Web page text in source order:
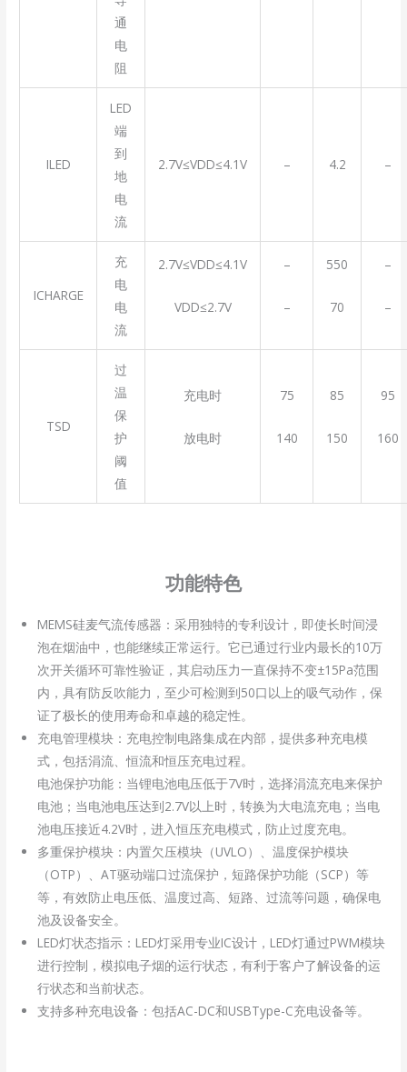
通
电
阻
ILED
LED
端
到
地
电
流
2.7V≤VDD≤4.1V – 4.2 –
ICHARGE
充
电
电
流
2.7V≤VDD≤4.1V
VDD≤2.7V
–
–
550
70
–
–
TSD
过
温
保
护
阈
值
充电时
放电时
75
140
85
150
95
160
功能特色
MEMS硅麦气流传感器：采用独特的专利设计，即使长时间浸
泡在烟油中，也能继续正常运行。它已通过行业内最长的10万
次开关循环可靠性验证，其启动压力一直保持不变±15Pa范围
内，具有防反吹能力，至少可检测到50口以上的吸气动作，保
证了极长的使用寿命和卓越的稳定性。
充电管理模块：充电控制电路集成在内部，提供多种充电模
式，包括涓流、恒流和恒压充电过程。
电池保护功能：当锂电池电压低于7V时，选择涓流充电来保护
电池；当电池电压达到2.7V以上时，转换为大电流充电；当电
池电压接近4.2V时，进入恒压充电模式，防止过度充电。
多重保护模块：内置欠压模块（UVLO）、温度保护模块
（OTP）、AT驱动端口过流保护，短路保护功能（SCP）等
等，有效防止电压低、温度过高、短路、过流等问题，确保电
池及设备安全。
LED灯状态指示：LED灯采用专业IC设计，LED灯通过PWM模块
进行控制，模拟电子烟的运行状态，有利于客户了解设备的运
行状态和当前状态。
支持多种充电设备：包括AC-DC和USBType-C充电设备等。